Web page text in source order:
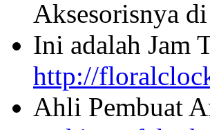
Aksesorisnya di
Ini adalah Jam
http://
Ahli Pembuat